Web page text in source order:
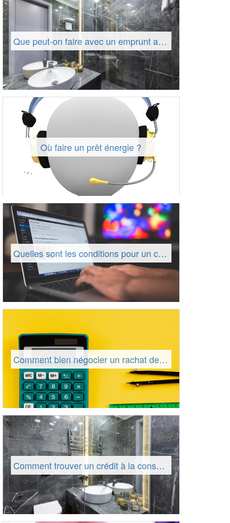
Que peut-on faire avec un emprunt aménagement ?
Où faire un prêt énergie ?
Quelles sont les conditions pour un crédit énergie ?
Comment bien négocier un rachat de crédits ?
Comment trouver un crédit à la consommation ?